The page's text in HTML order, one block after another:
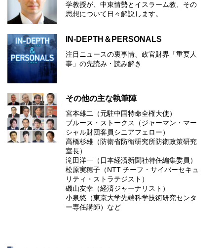
学教授が、中東情勢とイスラーム教、その
思想について⽇々解説します。
IN-DEPTH＆PERSONALS
注目ニュースの裏事情、政官財界「重要人
事」の先読み・読み解き
その他の主な執筆陣
宮本雄二（元駐中国特命全権大使）
ブルース・ストークス（ジャーマン・マー
シャル財団客員シニアフェロー）
高橋杉雄（防衛省防衛研究所防衛政策研究
室長）
滝田洋一（日本経済新聞社特任編集委員）
松原実穂子（NTT チーフ・サイバーセキュ
リティ・ストラテジスト）
磯山友幸（経済ジャーナリスト）
小泉悠（東京大学先端科学技術研究センタ
ー専任講師）など